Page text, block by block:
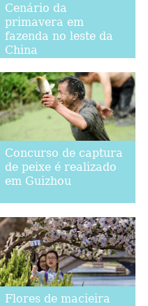
Cenário da
primavera em
fazenda no leste da
China
Concurso de captura
de peixe é realizado
em Guizhou
Flores de macieira